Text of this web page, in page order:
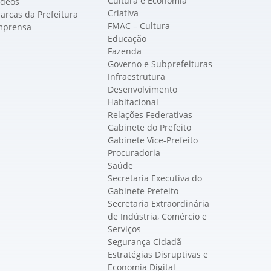
da Prefeitura
Criativa
FMAC – Cultura
Educação
Fazenda
Governo e Subprefeituras
Infraestrutura
Desenvolvimento
Habitacional
Relações Federativas
Gabinete do Prefeito
Gabinete Vice-Prefeito
Procuradoria
Saúde
Secretaria Executiva do
Gabinete Prefeito
Secretaria Extraordinária
de Indústria, Comércio e
Serviços
Segurança Cidadã
Estratégias Disruptivas e
Economia Digital